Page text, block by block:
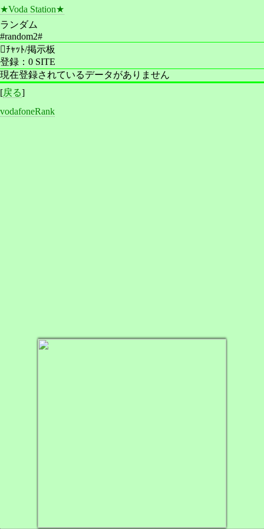
★Voda Station★
ランダム
#random2#
ﾁｬｯﾄ/掲示板
登録：0 SITE
現在登録されているデータがありません
[戻る]
vodafoneRank